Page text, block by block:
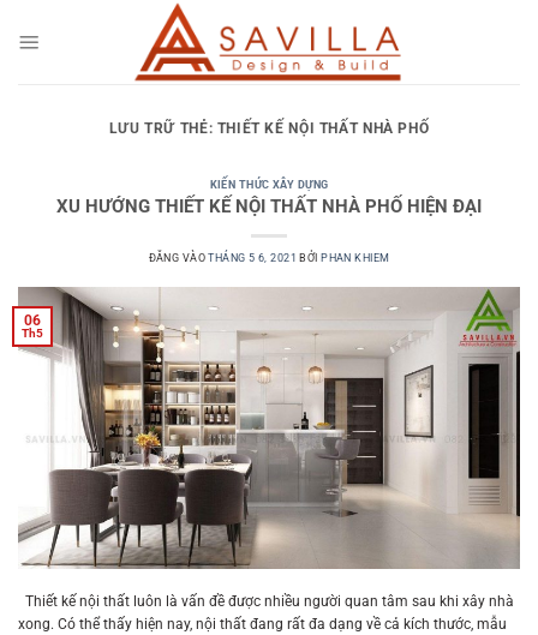
qua
LƯU TRỮ THẺ: THIẾT KẾ NỘI THẤT NHÀ PHỐ
KIẾN THỨC XÂY DỰNG
XU HƯỚNG THIẾT KẾ NỘI THẤT NHÀ PHỐ HIỆN ĐẠI
ĐĂNG VÀOTHÁNG 5 6, 2021 BỞI PHAN KHIEM
06
Th5
Thiết kế nội thất luôn là vấn đề được nhiều người quan tâm sau khi xây nhà
xong. Có thể thấy hiện nay, nội thất đang rất đa dạng về cả kích thước, mẫu